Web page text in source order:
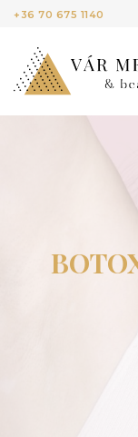
+36 70 675 1140